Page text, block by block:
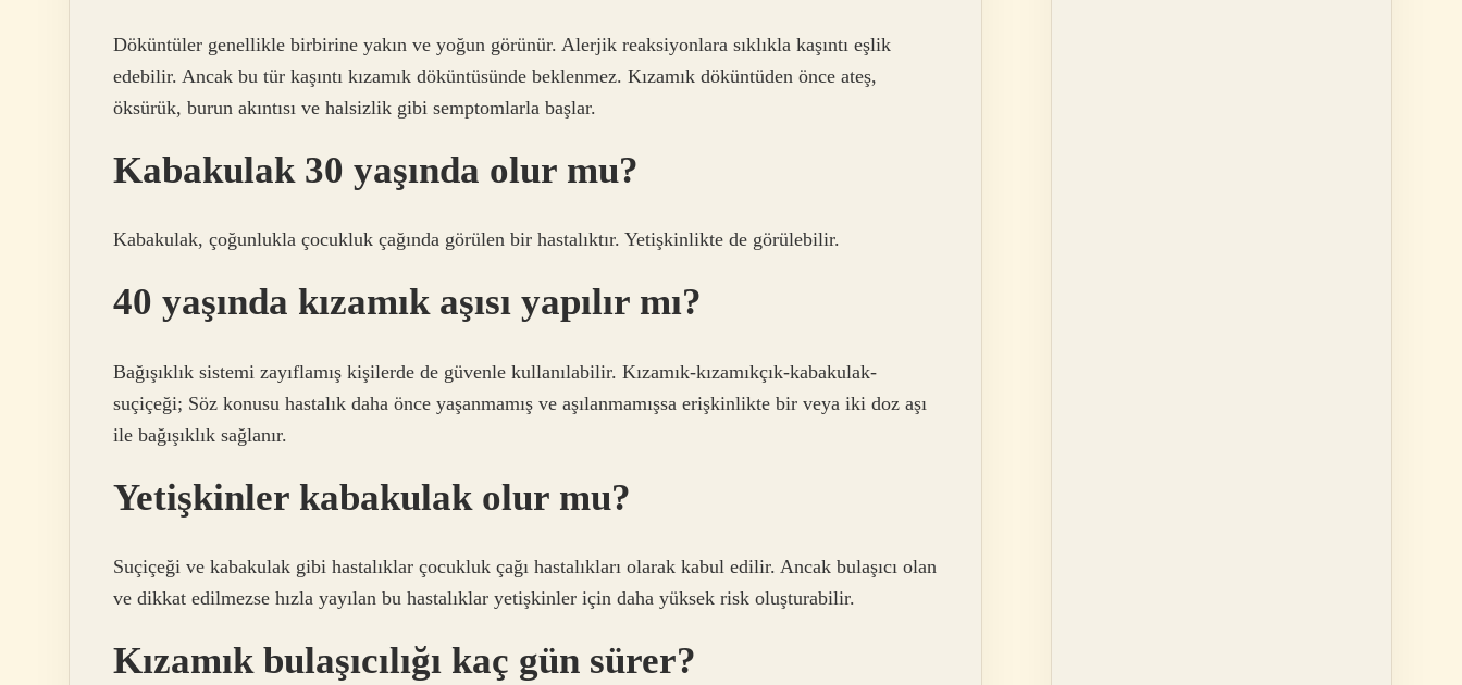
Döküntüler genellikle birbirine yakın ve yoğun görünür. Alerjik reaksiyonlara sıklıkla kaşıntı eşlik
edebilir. Ancak bu tür kaşıntı kızamık döküntüsünde beklenmez. Kızamık döküntüden önce ateş,
öksürük, burun akıntısı ve halsizlik gibi semptomlarla başlar.
Kabakulak 30 yaşında olur mu?
Kabakulak, çoğunlukla çocukluk çağında görülen bir hastalıktır. Yetişkinlikte de görülebilir.
40 yaşında kızamık aşısı yapılır mı?
Bağışıklık sistemi zayıflamış kişilerde de güvenle kullanılabilir. Kızamık-kızamıkçık-kabakulak-
suçiçeği; Söz konusu hastalık daha önce yaşanmamış ve aşılanmamışsa erişkinlikte bir veya iki doz aşı
ile bağışıklık sağlanır.
Yetişkinler kabakulak olur mu?
Suçiçeği ve kabakulak gibi hastalıklar çocukluk çağı hastalıkları olarak kabul edilir. Ancak bulaşıcı olan
ve dikkat edilmezse hızla yayılan bu hastalıklar yetişkinler için daha yüksek risk oluşturabilir.
Kızamık bulaşıcılığı kaç gün sürer?